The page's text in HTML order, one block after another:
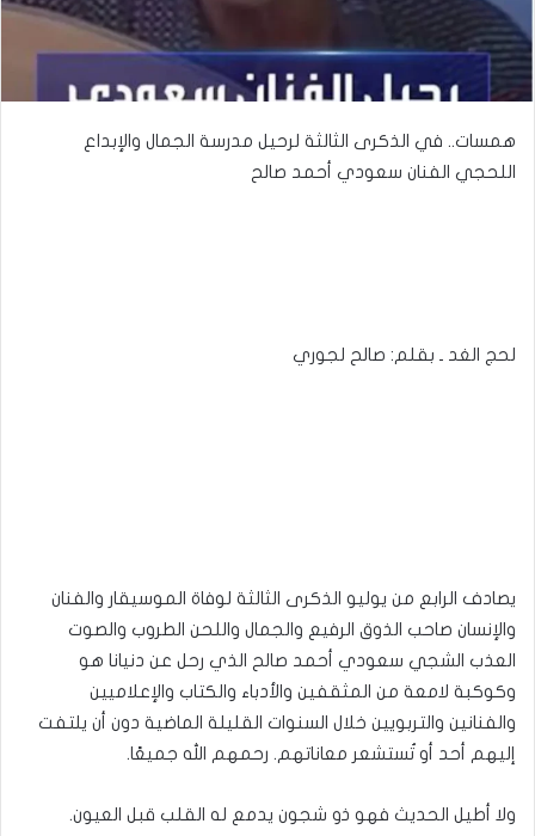
همسات.. في الذكرى الثالثة لرحيل مدرسة الجمال والإبداع
اللحجي الفنان سعودي أحمد صالح
لحج الغد ـ بقلم: صالح لجوري
يصادف الرابع من يوليو الذكرى الثالثة لوفاة الموسيقار والفنان
والإنسان صاحب الذوق الرفيع والجمال واللحن الطروب والصوت
العذب الشجي سعودي أحمد صالح الذي رحل عن دنيانا هو
وكوكبة لامعة من المثقفين والأدباء والكتاب والإعلاميين
والفنانين والتربويين خلال السنوات القليلة الماضية دون أن يلتفت
إليهم أحد أو تُستشعر معاناتهم. رحمهم الله جميعًا.
ولا أطيل الحديث فهو ذو شجون يدمع له القلب قبل العيون.